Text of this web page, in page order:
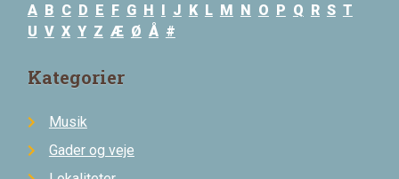
A B C D E F G H I J K L M N O P Q R S T
U V X Y Z Æ Ø Å #
Kategorier
Musik
Gader og veje